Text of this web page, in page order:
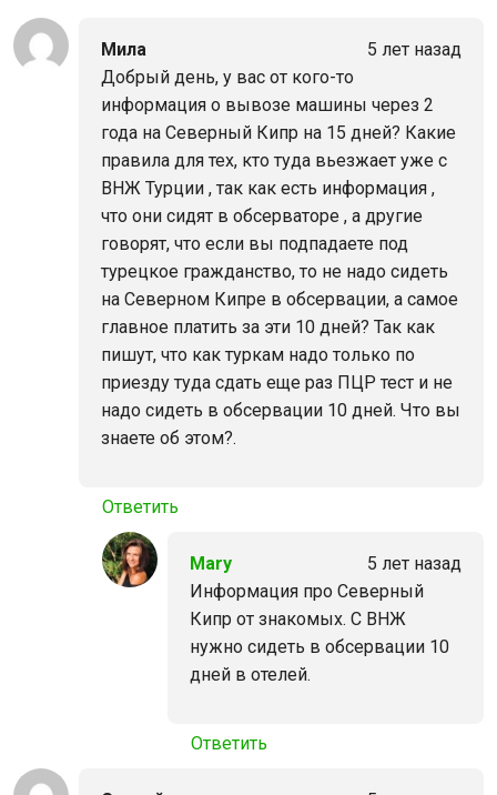
Мила
5 лет назад
Добрый день, у вас от кого-то
информация о вывозе машины через 2
года на Северный Кипр на 15 дней? Какие
правила для тех, кто туда вьезжает уже с
ВНЖ Турции , так как есть информация ,
что они сидят в обсерваторе , а другие
говорят, что если вы подпадаете под
турецкое гражданство, то не надо сидеть
на Северном Кипре в обсервации, а самое
главное платить за эти 10 дней? Так как
пишут, что как туркам надо только по
приезду туда сдать еще раз ПЦР тест и не
надо сидеть в обсервации 10 дней. Что вы
знаете об этом?.
Ответить
Mary
5 лет назад
Информация про Северный
Кипр от знакомых. С ВНЖ
нужно сидеть в обсервации 10
дней в отелей.
Ответить